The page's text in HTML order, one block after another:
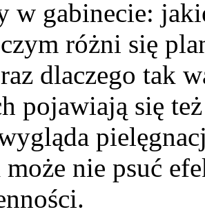
w gabinecie:
różni się
dlaczego tak
pojawiają się
nie psuć